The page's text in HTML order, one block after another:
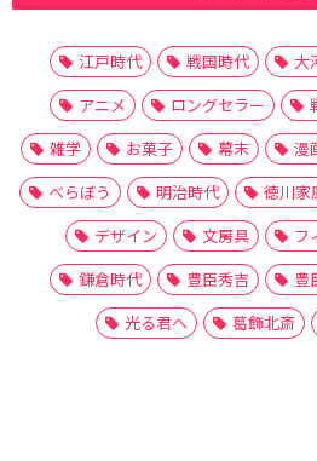
江戸時代 戦国時代 大
アニメ
ロングセラー
雑学
お菓子 幕末 漫
べらぼう
明治時代 徳川家
デザイン
文房具 フ
鎌倉時代
豊臣秀吉 豊
光る君へ
葛飾北斎